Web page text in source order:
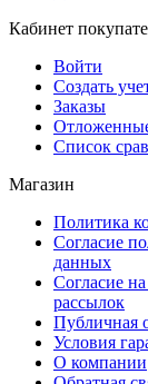
Кабинет
Войти
Создать
Заказы
Список
Магазин
Политика
Согласие
данных
Согласие
рассылок
Публичная
Условия
О компании